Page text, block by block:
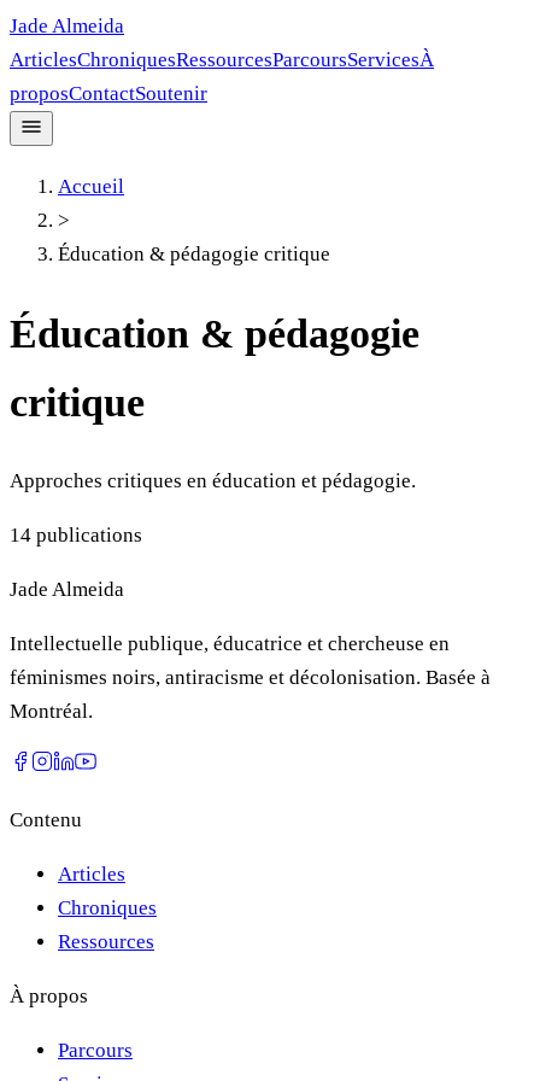
Jade Almeida
ArticlesChroniquesRessourcesParcoursServicesÀ
proposContactSoutenir
Accueil
>
Éducation & pédagogie critique
Éducation & pédagogie
critique
Approches critiques en éducation et pédagogie.
14 publications
Jade Almeida
Intellectuelle publique, éducatrice et chercheuse en
féminismes noirs, antiracisme et décolonisation. Basée à
Montréal.
Contenu
Articles
Chroniques
Ressources
À propos
Parcours